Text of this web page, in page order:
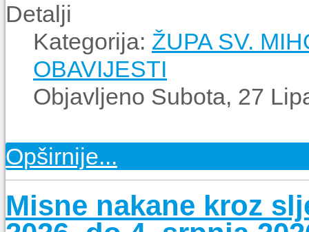
Detalji
Kategorija: ŽUPA SV.
OBAVIJESTI
Objavljeno Subota, 27
Opširnije...
Misne nakane kroz